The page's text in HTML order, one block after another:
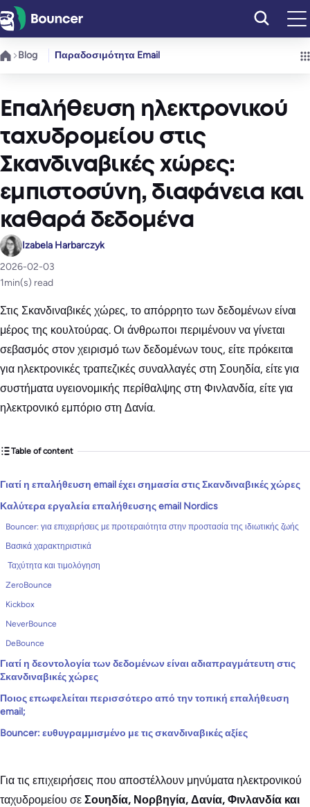
Μετάβαση
στο
περιεχόμενο
Blog Παραδοσιμότητα Email
Επαλήθευση ηλεκτρονικού
ταχυδρομείου στις
Σκανδιναβικές χώρες:
εμπιστοσύνη, διαφάνεια και
καθαρά δεδομένα
Izabela Harbarczyk
2026-02-03
1min(s) read
Στις Σκανδιναβικές χώρες, το απόρρητο των δεδομένων είναι
μέρος της κουλτούρας. Οι άνθρωποι περιμένουν να γίνεται
σεβασμός στον χειρισμό των δεδομένων τους, είτε πρόκειται
για ηλεκτρονικές τραπεζικές συναλλαγές στη Σουηδία, είτε για
συστήματα υγειονομικής περίθαλψης στη Φινλανδία, είτε για
ηλεκτρονικό εμπόριο στη Δανία.
Table of content
Γιατί η επαλήθευση email έχει σημασία στις Σκανδιναβικές χώρες
Καλύτερα εργαλεία επαλήθευσης email Nordics
Bouncer: για επιχειρήσεις με προτεραιότητα στην προστασία της ιδιωτικής ζωής
Βασικά χαρακτηριστικά
Ταχύτητα και τιμολόγηση
ZeroBounce
Kickbox
NeverBounce
DeBounce
Γιατί η δεοντολογία των δεδομένων είναι αδιαπραγμάτευτη στις
Σκανδιναβικές χώρες
Ποιος επωφελείται περισσότερο από την τοπική επαλήθευση
email;
Bouncer: ευθυγραμμισμένο με τις σκανδιναβικές αξίες
Για τις επιχειρήσεις που αποστέλλουν μηνύματα ηλεκτρονικού
ταχυδρομείου σε Σουηδία, Νορβηγία, Δανία, Φινλανδία και